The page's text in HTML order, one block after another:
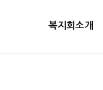
복지회소개